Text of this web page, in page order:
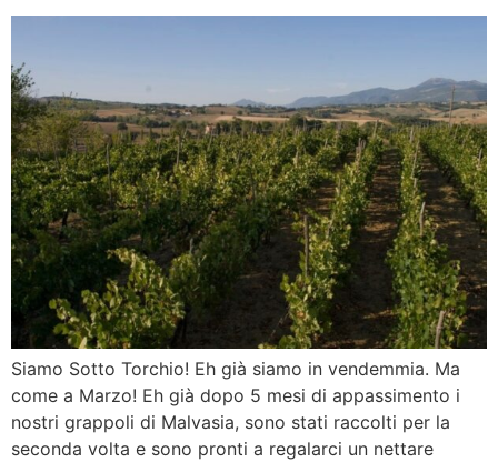
Siamo Sotto Torchio! Eh già siamo in vendemmia. Ma
come a Marzo! Eh già dopo 5 mesi di appassimento i
nostri grappoli di Malvasia, sono stati raccolti per la
seconda volta e sono pronti a regalarci un nettare